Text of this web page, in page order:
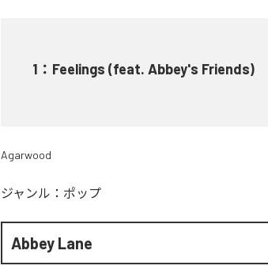
1 ： Feelings (feat. Abbey's Friends)
Agarwood
ジャンル： ポップ
Abbey Lane